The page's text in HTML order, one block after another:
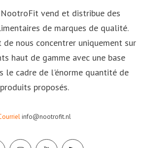
vend et distribue des
de marques de qualité.
nous concentrer uniquement sur
haut de gamme avec une base
le cadre de l'énorme quantité de
produits proposés.
info@nootrofit.nl